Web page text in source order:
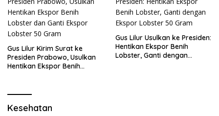
Gus Lilur Kirim Surat ke
Presiden Prabowo, Usulkan
Hentikan Ekspor Benih
Gus Lilur Usulkan ke Presiden:
Hentikan Ekspor Benih
Lobster, Ganti dengan
Kesehatan